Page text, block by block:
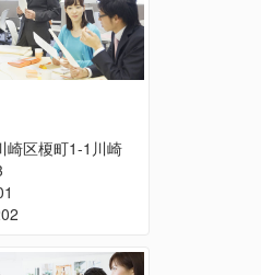
崎区榎町1-1川崎